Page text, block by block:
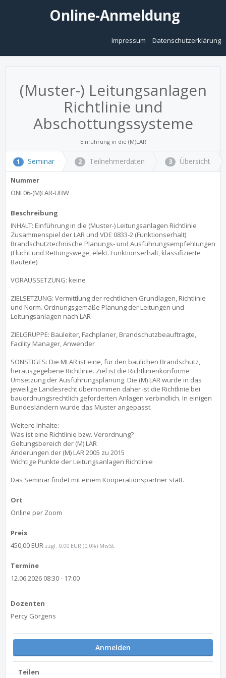
Online-Anmeldung
Impressum Datenschutzerklärung
(Muster-) Leitungsanlagen
Richtlinie und
Abschottungssysteme
Einführung in die (M)LAR
1 Seminar 2 Teilnehmerdaten 3 Übersicht
Nummer
ONL06-(M)LAR-UBW
Beschreibung
INHALT: Einführung in die (Muster-) Leitungsanlagen Richtlinie
Zusammenspiel der LAR und VDE 0833-2 (Funktionserhalt)
Brandschutztechnische Planungs- und Ausführungsempfehlungen
(Flucht und Rettungswege, elekt. Funktionserhalt, klassifizierte
Bauteile)
VORAUSSETZUNG: keine
ZIELSETZUNG: Vermittlung der rechtlichen Grundlagen, Richtlinie
und Norm. Ordnungsgemäße Planung der Leitungen und
Leitungsanlagen nach LAR
ZIELGRUPPE: Bauleiter, Fachplaner, Brandschutzbeauftragte,
Facility Manager, Anwender
SONSTIGES: Die MLAR ist eine, für den baulichen Brandschutz,
herausgegebene Richtlinie. Ziel ist die Richtlinienkonforme
Umsetzung der Ausführungsplanung. Die (M) LAR wurde in das
jeweilige Landesrecht übernommen daher ist die Richtlinie bei
bauordnungsrechtlich geforderten Anlagen verbindlich. In einigen
Bundesländern wurde das Muster angepasst.
Weitere Inhalte:
Was ist eine Richtlinie bzw. Verordnung?
Geltungsbereich der (M) LAR
Änderungen der (M) LAR 2005 zu 2015
Wichtige Punkte der Leitungsanlagen Richtlinie
Das Seminar findet mit einem Kooperationspartner statt.
Ort
Online per Zoom
Preis
450,00 EUR zzgl. 0,00 EUR (0,0%) MwSt.
Termine
12.06.2026 08:30 - 17:00
Dozenten
Percy Görgens
Anmelden
Teilen